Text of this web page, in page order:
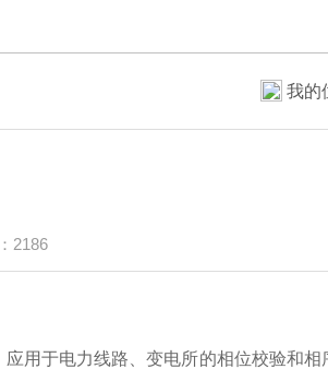
我的
2186
用于电力线路、变电所的相位校验和